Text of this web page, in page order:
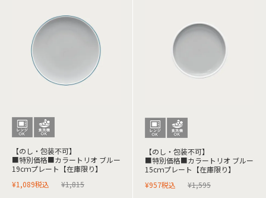
【のし・包装不可】
■特別価格■カラートリオ ブルー
19cｍプレート【在庫限り】
¥1,815
¥1,089税込
【のし・包装不可】
■特別価格■カラートリオ ブルー
15cｍプレート【在庫限り】
¥1,595
¥957税込